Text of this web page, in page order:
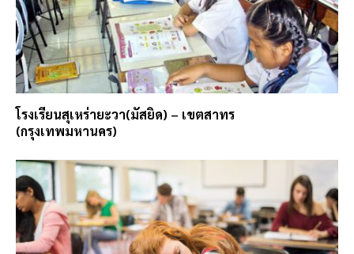
โรงเรียนสุเหร่ายะวา(มัสยิด) – เขตสาทร
(กรุงเทพมหานคร)